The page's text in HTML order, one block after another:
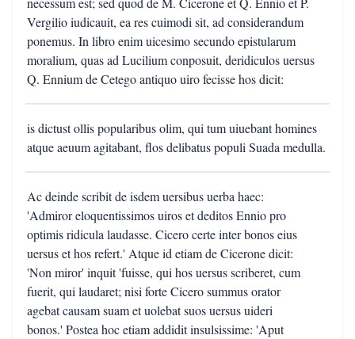
Vergilio iudicauit, ea res cuimodi sit, ad considerandum
ponemus. In libro enim uicesimo secundo epistularum
moralium, quas ad Lucilium conposuit, deridiculos uersus
Q. Ennium de Cetego antiquo uiro fecisse hos dicit:
is dictust ollis popularibus olim, qui tum uiuebant homines
atque aeuum agitabant, flos delibatus populi Suada medulla.
Ac deinde scribit de isdem uersibus uerba haec:
'Admiror eloquentissimos uiros et deditos Ennio pro
optimis ridicula laudasse. Cicero certe inter bonos eius
uersus et hos refert.' Atque id etiam de Cicerone dicit:
'Non miror' inquit 'fuisse, qui hos uersus scriberet, cum
fuerit, qui laudaret; nisi forte Cicero summus orator
agebat causam suam et uolebat suos uersus uideri
bonos.' Postea hoc etiam addidit insulsissime: 'Aput